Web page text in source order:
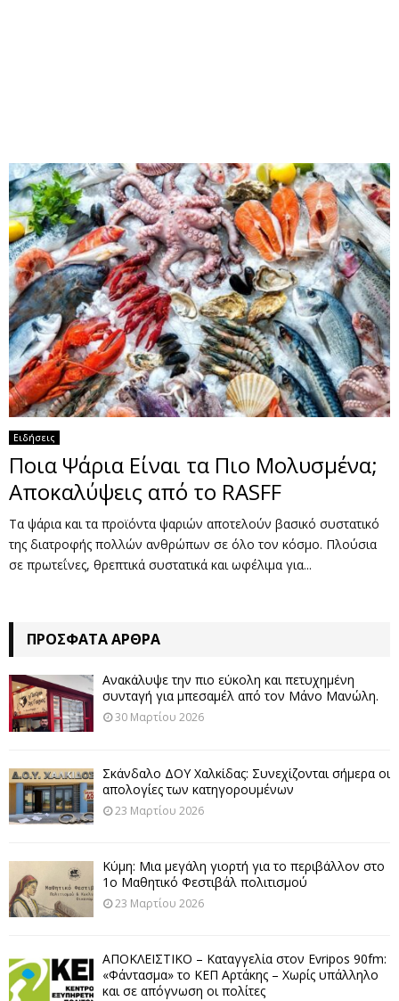
U
Ειδήσεις
Ποια Ψάρια Είναι τα Πιο Μολυσμένα;
Αποκαλύψεις από το RASFF
Τα ψάρια και τα προϊόντα ψαριών αποτελούν βασικό συστατικό
της διατροφής πολλών ανθρώπων σε όλο τον κόσμο. Πλούσια
σε πρωτεΐνες, θρεπτικά συστατικά και ωφέλιμα για...
ΠΡΌΣΦΑΤΑ ΆΡΘΡΑ
Ανακάλυψε την πιο εύκολη και πετυχημένη
συνταγή για μπεσαμέλ από τον Μάνο Μανώλη.
30 Μαρτίου 2026
Σκάνδαλο ΔΟΥ Χαλκίδας: Συνεχίζονται σήμερα οι
απολογίες των κατηγορουμένων
23 Μαρτίου 2026
Κύμη: Μια μεγάλη γιορτή για το περιβάλλον στο
1ο Μαθητικό Φεστιβάλ πολιτισμού
23 Μαρτίου 2026
ΑΠΟΚΛΕΙΣΤΙΚΟ – Καταγγελία στον Evripos 90fm:
«Φάντασμα» το ΚΕΠ Αρτάκης – Χωρίς υπάλληλο
και σε απόγνωση οι πολίτες